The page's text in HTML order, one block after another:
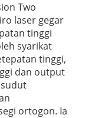
Two
laser gegar
tinggi
syarikat
tinggi,
dan output
ortogon. Ia